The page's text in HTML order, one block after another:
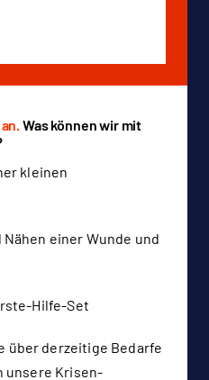
Was können wir mit
kleinen
einer Wunde und
Hilfe-Set
über derzeitige Bedarfe
unsere Krisen-